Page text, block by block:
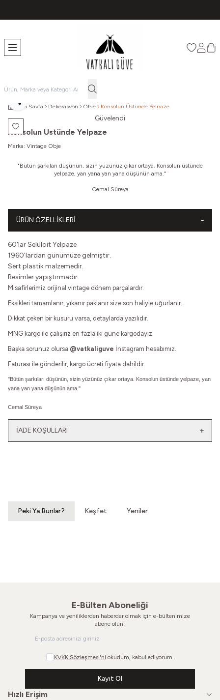
Favorilerim
Ana Sayfa Dekorasyon Obje Konsolun Üstünde Yelpaze
Güvelendi
Favoriye Ekle
Paylaş
Konsolun Üstünde Yelpaze
Marka: Vintage Obje
"Bütün şarkıları düşünün, sizin yüzünüz çıkar ortaya. Konsolun üstünde
yelpaze, yan yana yan yana düşünün ama."
Cemal Süreya
ÜRÜN ÖZELLIKLERI
60'lar Selüloit Yelpaze
1960'lardan günümüze gelmiştir.
Sert plastik malzemedir.
Resimler yapıştırmadır.
Misafirlerimiz orijinal vintage dönem parçalardır.
Eksikleri tamamlanır, yıkanır paklanır size son haliyle uğurlanır.
Dikkat çeken bir kusuru varsa, detaylarda yazılıdır.
MNG kargo ile çalışırız en fazla iki güne kargodayız.
Başka sorunuz olursa @vatkaliguve İnstagram hesabımız.
Faturası ile gönderilir, kargo ücreti fiyata dahildir.
"Bütün şarkıları düşünün, sizin yüzünüz çıkar ortaya. Konsolun üstünde yelpaze, yan
yana yan yana düşünün ama."
Cemal Süreya
İADE KOŞULLARI
Peki Ya Bunlar? Keşfet Yeniler
E-Bülten Aboneliği
Kampanya ve yeniliklerden haberdar olmak için e-bültenimize
abone olun!
KVKK Sözleşmesi'ni okudum, kabul ediyorum.
Kayıt Ol
Hızlı Erişim